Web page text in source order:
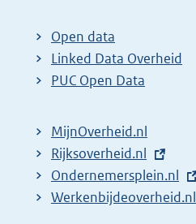
t
e
r
l
i
n
k
Open data
Linked Data Overheid
PUC Open Data
MijnOverheid.nl
E
x
t
Rijksoverheid.nl
E
x
Ondernemersplein.nl
E
Werkenbijdeoverheid.nl